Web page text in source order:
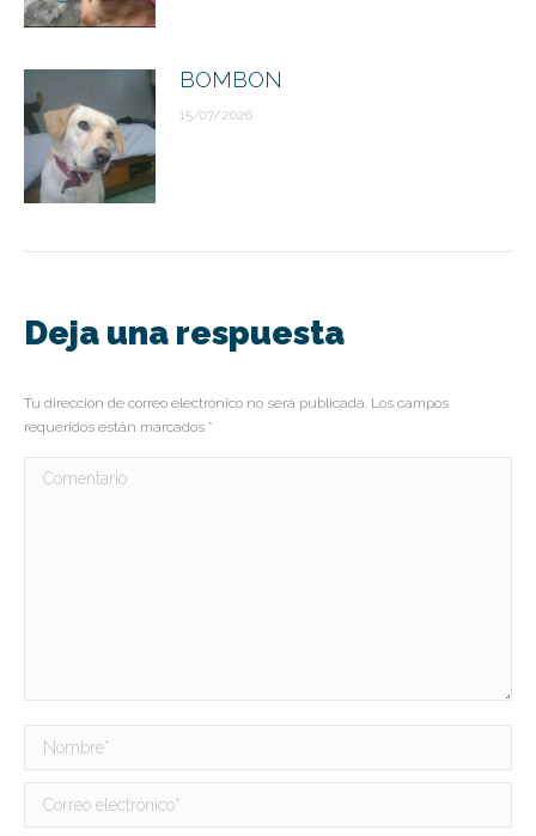
BOMBON
15/07/2026
Deja una respuesta
Tu dirección de correo electrónico no será publicada. Los campos
requeridos están marcados *
Comentario
Nombre *
Correo electrónico *